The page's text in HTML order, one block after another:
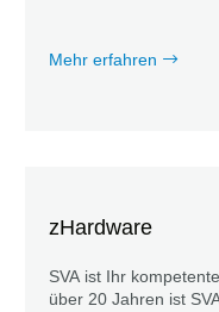
Mehr erfahren
zHardware
SVA ist Ihr
über 20 Jahren ist